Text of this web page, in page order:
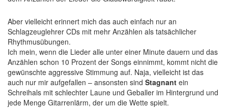
Aber vielleicht erinnert mich das auch einfach nur an
Schlagzeuglehrer CDs mit mehr Anzählen als tatsächlicher
Rhythmusübungen.
Ich mein, wenn die Lieder alle unter einer Minute dauern und das
Anzählen schon 10 Prozent der Songs einnimmt, kommt nicht die
gewünschte aggressive Stimmung auf. Naja, vielleicht ist das
auch nur mir aufgefallen – ansonsten sind Stagnant ein
Schreihals mit schlechter Laune und Geballer im Hintergrund und
jede Menge Gitarrenlärm, der um die Wette spielt.